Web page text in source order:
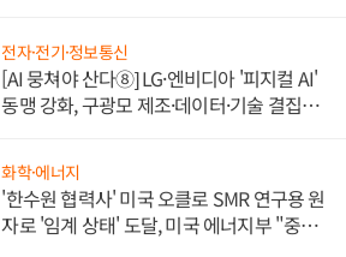
전자·전기·정보통신
[AI 뭉쳐야 산다⑧] LG·엔비디아 '피지컬 AI'
동맹 강화, 구광모 제조·데이터·기술 결집
화학·에너지
'한수원 협력사' 미국 오클로 SMR 연구용 원
자로 '임계 상태' 도달, 미국 에너지부 "중요